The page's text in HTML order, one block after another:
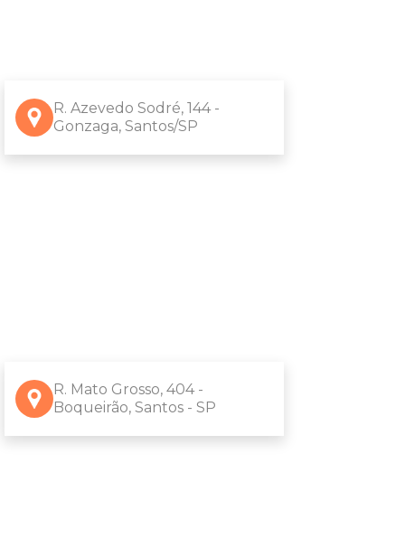
R. Azevedo Sodré, 144 -
Gonzaga, Santos/SP
R. Mato Grosso, 404 -
Boqueirão, Santos - SP